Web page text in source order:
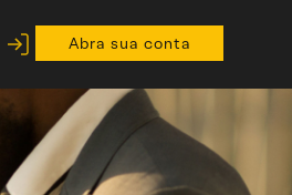
Abra sua conta